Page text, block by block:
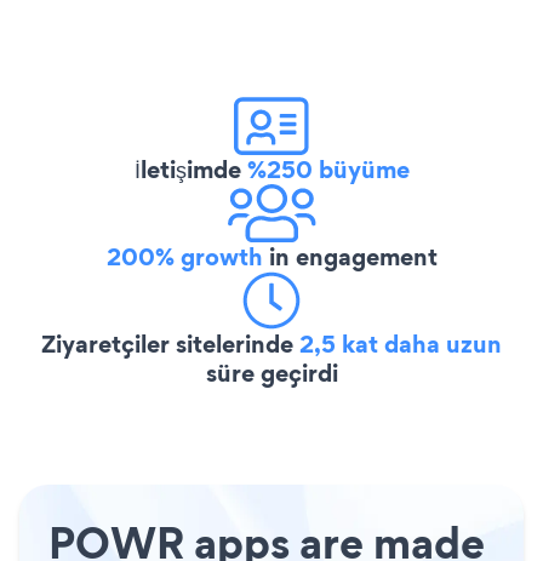
İletişimde%250 büyüme
200% growth in engagement
Ziyaretçiler sitelerinde2,5 kat daha uzun
süre geçirdi
POWR apps are made